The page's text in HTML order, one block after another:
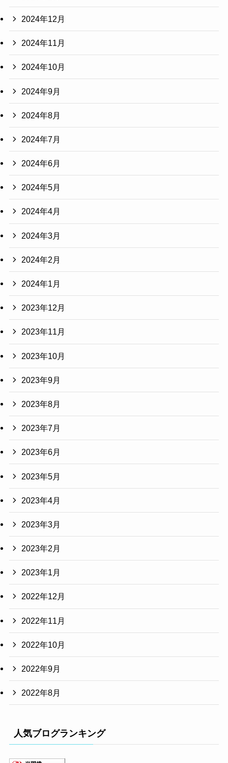
2024年12月
2024年11月
2024年10月
2024年9月
2024年8月
2024年7月
2024年6月
2024年5月
2024年4月
2024年3月
2024年2月
2024年1月
2023年12月
2023年11月
2023年10月
2023年9月
2023年8月
2023年7月
2023年6月
2023年5月
2023年4月
2023年3月
2023年2月
2023年1月
2022年12月
2022年11月
2022年10月
2022年9月
2022年8月
人気ブログランキング